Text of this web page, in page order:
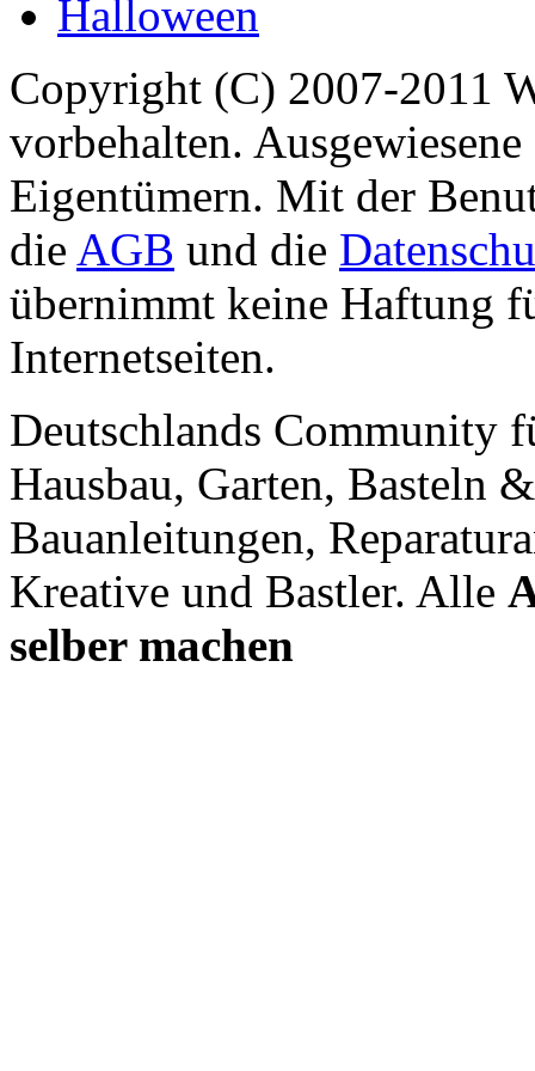
Halloween
Copyright (C) 2007-2011
vorbehalten.
Eigentümern. Mit der
die AGB und die
übernimmt keine Haftung
Internetseiten.
Deutschlands Community
Hausbau, Garten, Basteln
Bauanleitungen,
Kreative und Bastler. Alle
selber machen